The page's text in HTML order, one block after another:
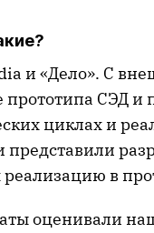
и «Дело». С
СЭД и
циклах и
в
оценивали